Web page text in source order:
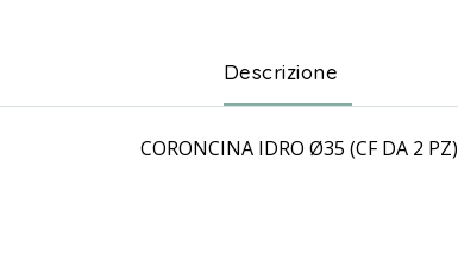
Descrizione
CORONCINA IDRO Ø35 (CF DA 2 PZ)